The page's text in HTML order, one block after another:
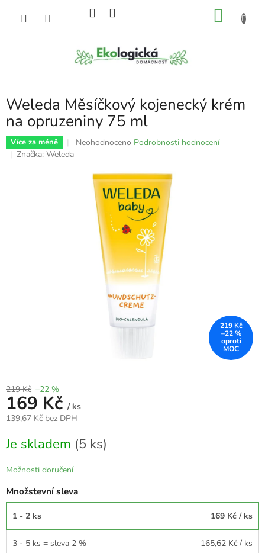
Weleda Měsíčkový kojenecký krém
na opruzeniny 75 ml
Více za méně
Průměrné
hvězdiček.
Neohodnoceno Podrobnosti hodnocení
Značka: Weleda
219 Kč
–22 %
219 Kč –22 %
169 Kč / ks
139,67 Kč bez DPH
cena:
Je skladem (5 ks)
Možnosti doručení
Množstevní sleva
1 - 2 ks 169 Kč / ks
3 - 5 ks = sleva 2 % 165,62 Kč / ks